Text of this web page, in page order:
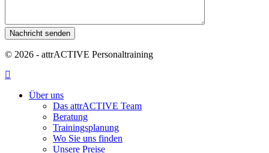
Please leave this field empty.
© 2026 - attrACTIVE Personaltraining
Über uns
Das attrACTIVE Team
Beratung
Trainingsplanung
Wo Sie uns finden
Unsere Preise